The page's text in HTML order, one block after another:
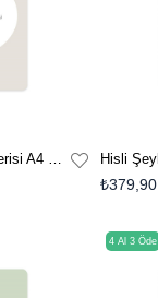
Hisli Şeyler Burçlar Serisi A4 Çizgili Stickerli Defter - Alıngan Demeyelim De Hisleri Kuvvetli Diyelim
₺379,90
4 Al 3 Öde